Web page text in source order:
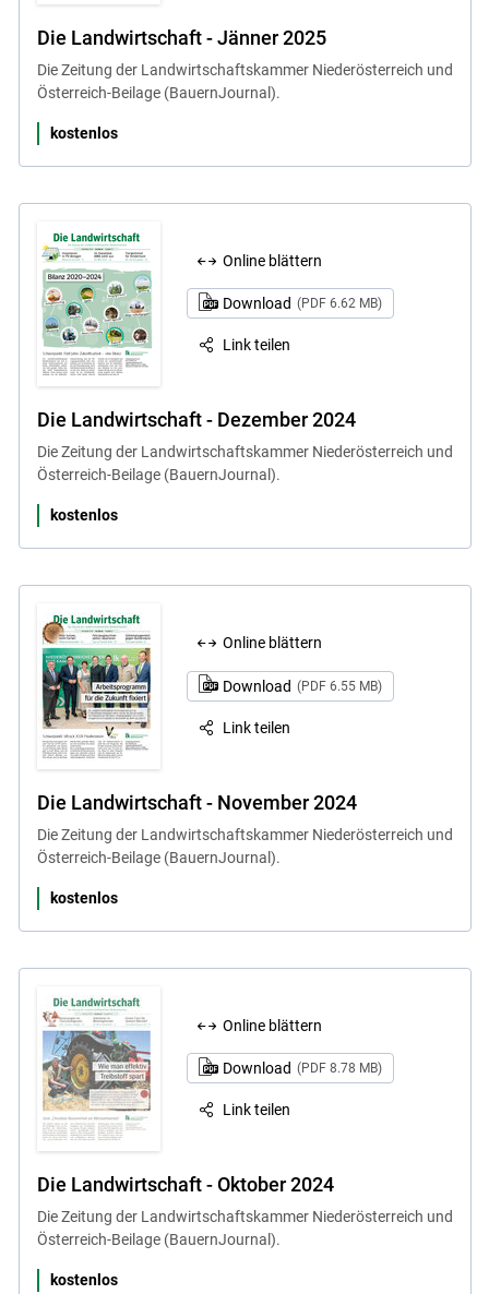
Die Landwirtschaft - Jänner 2025
Die Zeitung der Landwirtschaftskammer Niederösterreich und
Österreich-Beilage (BauernJournal).
kostenlos
Online blättern
Download (PDF 6.62 MB)
Link teilen
Die Landwirtschaft - Dezember 2024
Die Zeitung der Landwirtschaftskammer Niederösterreich und
Österreich-Beilage (BauernJournal).
kostenlos
Online blättern
Download (PDF 6.55 MB)
Link teilen
Die Landwirtschaft - November 2024
Die Zeitung der Landwirtschaftskammer Niederösterreich und
Österreich-Beilage (BauernJournal).
kostenlos
Online blättern
Download (PDF 8.78 MB)
Link teilen
Die Landwirtschaft - Oktober 2024
Die Zeitung der Landwirtschaftskammer Niederösterreich und
Österreich-Beilage (BauernJournal).
kostenlos